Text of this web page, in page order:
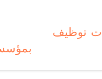
توظيف